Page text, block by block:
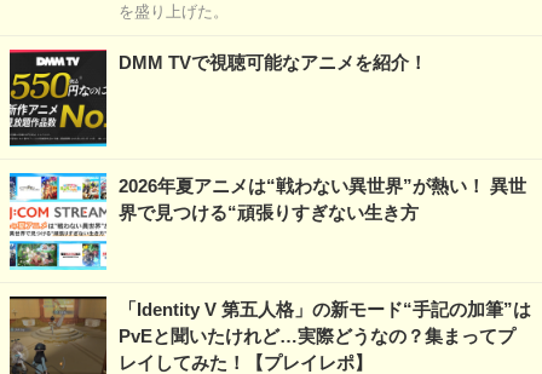
を盛り上げた。
DMM TVで視聴可能なアニメを紹介！
2026年夏アニメは“戦わない異世界”が熱い！ 異世
界で見つける“頑張りすぎない生き方
「Identity V 第五人格」の新モード“手記の加筆”は
PvEと聞いたけれど…実際どうなの？集まってプ
レイしてみた！【プレイレポ】